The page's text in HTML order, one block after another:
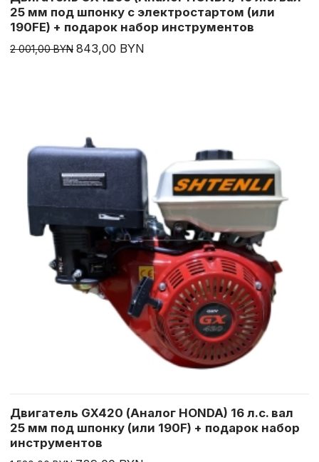
25 мм под шпонку с электростартом (или
190FE) + подарок набор инструментов
2 001,00 BYN 843,00 BYN
Двигатель GX420 (Аналог HONDA) 16 л.с. вал
25 мм под шпонку (или 190F) + подарок набор
инструментов